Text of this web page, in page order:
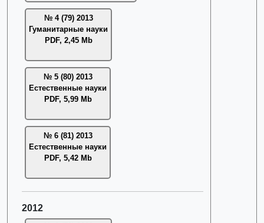
№ 4 (79) 2013
Гуманитарные науки
PDF, 2,45 Mb
№ 5 (80) 2013
Естественные науки
PDF, 5,99 Mb
№ 6 (81) 2013
Естественные науки
PDF, 5,42 Mb
2012